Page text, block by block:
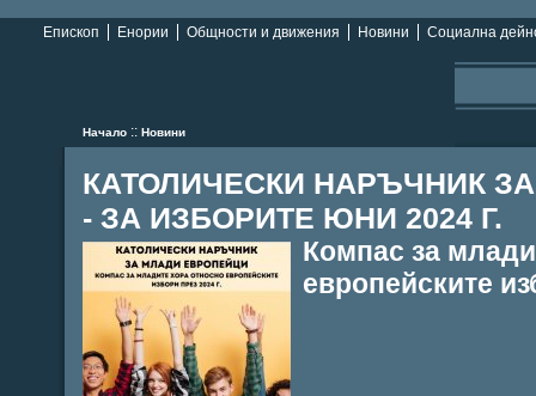
Епископ Енории Общности и движения Новини Социална
Начало :: Новини
КАТОЛИЧЕСКИ НАРЪЧНИК
- ЗА ИЗБОРИТЕ ЮНИ 2024 Г.
Компас за
европейските